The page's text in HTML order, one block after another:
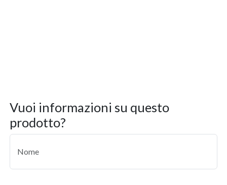
vuoi informazioni su questo
prodotto?